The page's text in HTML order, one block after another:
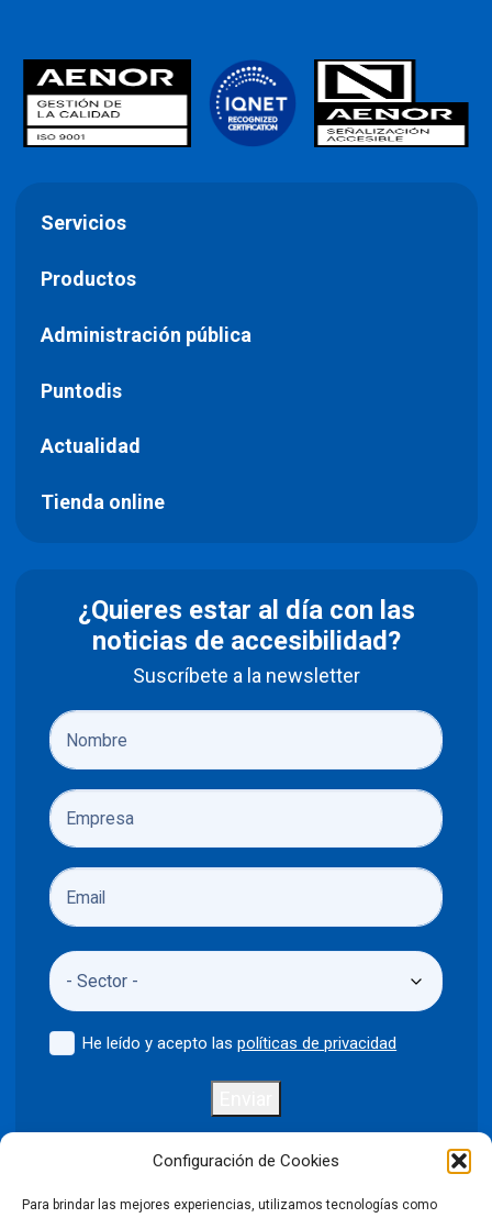
Configuración de Cookies
Para brindar las mejores experiencias, utilizamos tecnologías como
Servicios
Productos
Administración pública
Puntodis
Actualidad
Tienda online
¿Quieres estar al día con las
noticias de accesibilidad?
Suscríbete a la newsletter
He leído y acepto laspolíticas de privacidad